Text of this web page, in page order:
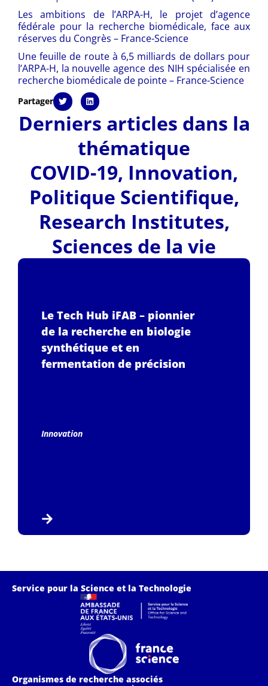
Les ambitions de l’ARPA-H, le projet d’agence
fédérale pour la recherche biomédicale, face aux
réserves du Congrès – France-Science
Une feuille de route à 6,5 milliards de dollars pour
l’ARPA-H, la nouvelle agence des NIH spécialisée en
recherche biomédicale de pointe – France-Science
Partager
Derniers articles dans la
thématique
COVID-19, Innovation,
Politique Scientifique,
Research Institutes,
Sciences de la vie
Le Tech Hub iFAB – pionnier
de la recherche en biologie
synthétique et en
fermentation de précision
Innovation
Service pour la Science et la Technologie
Organismes de recherche associés